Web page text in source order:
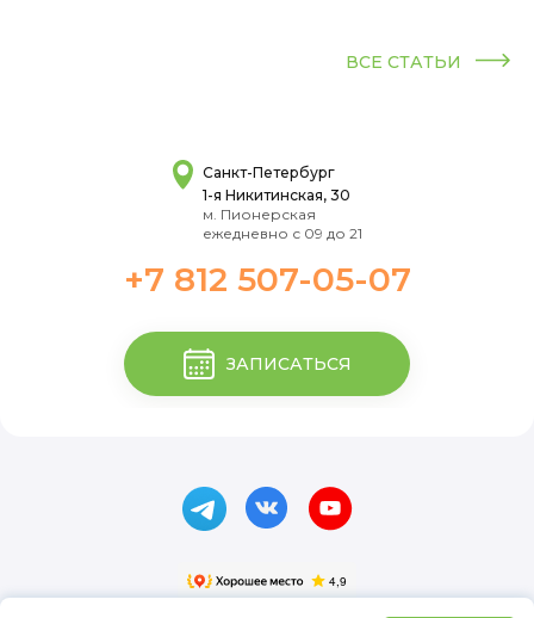
ВСЕ СТАТЬИ
Санкт-Петербург
1-я Никитинская, 30
м. Пионерская
ежедневно с 09 до 21
+7 812 507-05-07
ЗАПИСАТЬСЯ